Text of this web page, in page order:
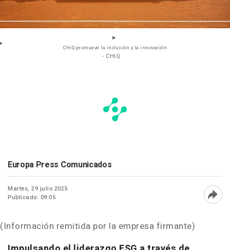
CHiQ promueve la inclusión y la innovación
- CHIQ
Europa Press Comunicados
Martes, 29 julio 2025
Publicado: 09:05
(Información remitida por la empresa firmante)